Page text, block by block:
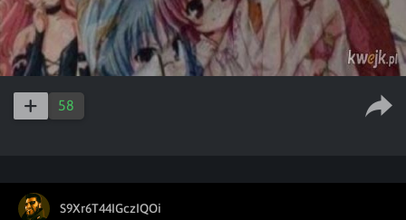
58
S9Xr6T44IGczIQOi